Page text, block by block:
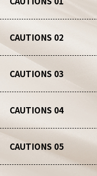
CAUTIONS 02
CAUTIONS 03
CAUTIONS 04
CAUTIONS 05